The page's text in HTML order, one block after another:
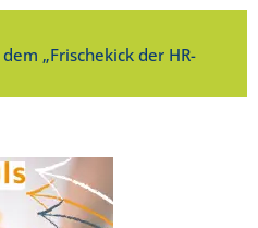
„Frischekick der HR-